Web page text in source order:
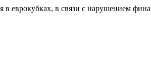
еврокубках, в связи с нарушением